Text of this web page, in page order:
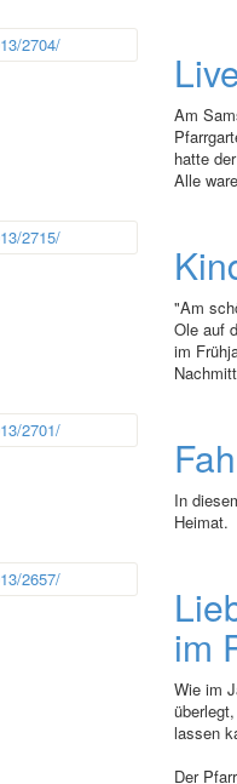
Am
hatte
Alle
"Am
Ole auf
im
In
Heimat.
im
Wie im
lassen
Der